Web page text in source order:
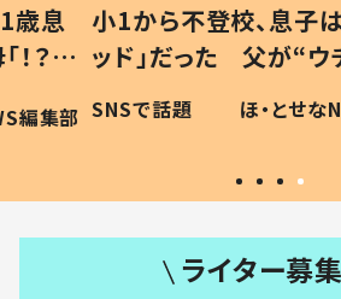
歳息
？」
編集部
小1から不登校、息子
ッド」だった 父が“ウ
作り続ける理由とは #
#令和の子
SNSで話題 ほ・とせ
ライター募集